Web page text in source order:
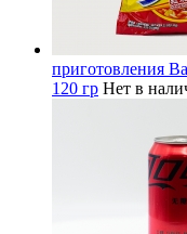
приготовления
120 гр Нет в